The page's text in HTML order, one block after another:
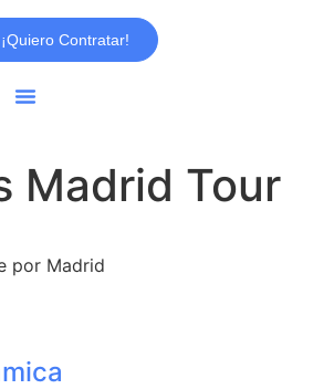
¡Quiero Contratar!
Madrid Tour
por Madrid